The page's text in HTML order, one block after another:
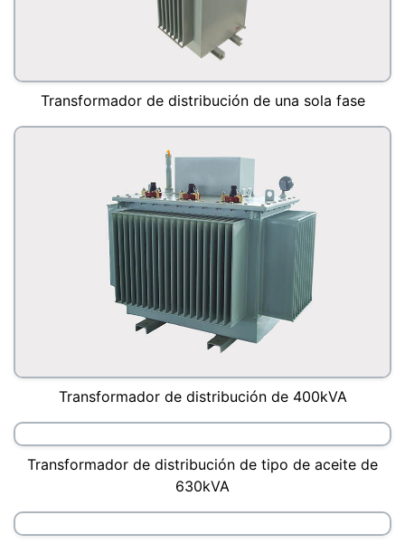
Transformador de distribución de una sola fase
Transformador de distribución de 400kVA